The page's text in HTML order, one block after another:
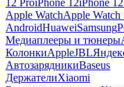
12 ProiPhone 12iPhone
Apple WatchApple Watch
AndroidHuaweiSamsung
Медиаплееры и тюнеры
КолонкиAppleJBL
АвтозарядникиBaseus
ДержателиXiaomi